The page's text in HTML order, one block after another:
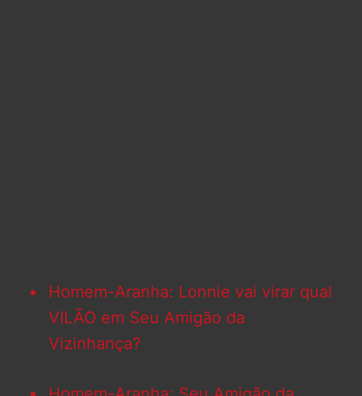
Homem-Aranha: Lonnie vai virar qual
VILÃO em Seu Amigão da
Vizinhança?